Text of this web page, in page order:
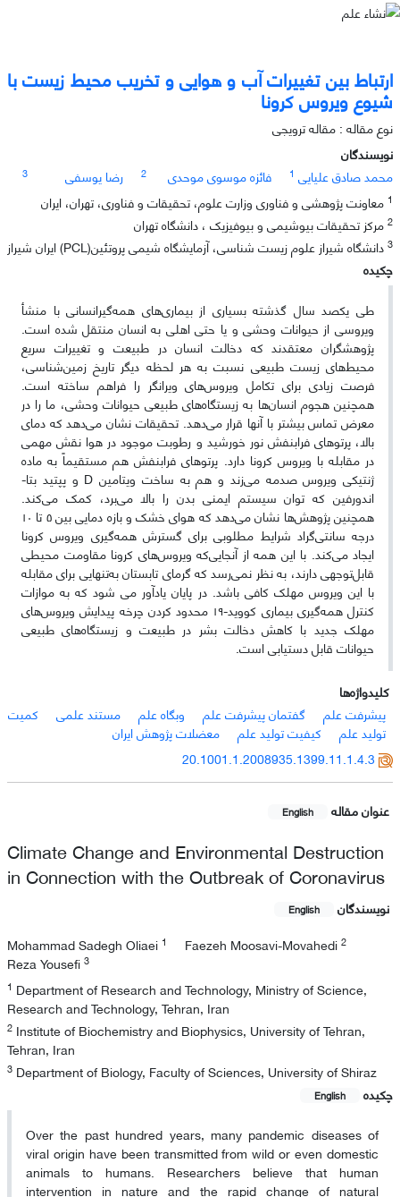
ارتباط بین تغییرات آب و هوایی و تخریب محیط زیست با
شیوع ویروس کرونا
نوع مقاله : مقاله ترویجی
نویسندگان
محمد صادق علیایی 1 فائزه موسوی موحدی 2 رضا یوسفی
3
1 معاونت پژوهشی و فناوری وزارت علوم، تحقیقات و فناوری، تهران، ایران
2 مرکز تحقیقات بیوشیمی و بیوفیزیک ، دانشگاه تهران
3 دانشگاه شیراز علوم زیست شناسی، آزمایشگاه شیمی پروتئین(PCL) ایران شیراز
چکیده
طی یکصد سال گذشته بسیاری از بیماری‌های همه‌گیرانسانی با منشأ
ویروسی از حیوانات وحشی و یا حتی اهلی به انسان منتقل شده است.
پژوهشگران معتقدند که دخالت انسان در طبیعت و تغییرات سریع
محیط‌های زیست طبیعی نسبت به هر لحظه دیگر تاریخ زمین‌شناسی،
فرصت‌ زیادی برای تکامل ویروس‌های ویرانگر را فراهم ساخته است.
همچنین هجوم انسان‌‌ها به زیستگاه‌های طبیعی حیوانات وحشی، ما را در
معرض تماس بیشتر با آنها قرار می‌دهد. تحقیقات نشان می‌دهد که دمای
بالا، پرتوهای فرابنفش نور خورشید و رطوبت موجود در هوا نقش مهمی
در مقابله با ویروس کرونا دارد. پرتوهای فرابنفش هم مستقیماً به ماده
ژنتیکی ویروس صدمه می‌زند و هم به ساخت ویتامین D و پپتید بتا-
اندورفین که توان سیستم ایمنی بدن را بالا می‌برد، کمک می‌کند.
همچنین پژوهش‌ها نشان می‌دهد که هوای خشک و بازه دمایی بین ۵ تا ۱۰
درجه سانتی‌گراد شرایط مطلوبی برای گسترش همه‌گیری ویروس کرونا
ایجاد می‌کند. با این همه از آنجایی‌که ویروس‌های کرونا مقاومت محیطی
قابل‌‌توجهی دارند، به نظر نمی‌رسد که گرمای تابستان به‌‌تنهایی برای مقابله
با این ویروس مهلک کافی باشد. در پایان یادآور می شود که به موازات
کنترل همه‌گیری بیماری کووید-۱۹ محدود کردن چرخه پیدایش ویروس‌های
مهلک جدید با کاهش دخالت بشر در طبیعت و زیستگاه‌های طبیعی
حیوانات قابل دستیابی است.
کلیدواژه‌ها
پیشرفت علم
گفتمان پیشرفت علم وبگاه علم مستند علمی
کمیت
تولید علم
کیفیت تولید علم
معضلات پژوهش ایران
20.1001.1.2008935.1399.11.1.4.3
عنوان مقاله English
Climate Change and Environmental Destruction
in Connection with the Outbreak of Coronavirus
نویسندگان English
Mohammad Sadegh Oliaei 1 Faezeh Moosavi-Movahedi 2
Reza Yousefi 3
1 Department of Research and Technology, Ministry of Science,
Research and Technology, Tehran, Iran
2 Institute of Biochemistry and Biophysics, University of Tehran,
Tehran, Iran
3 Department of Biology, Faculty of Sciences, University of Shiraz
چکیده
English
Over the past hundred years, many pandemic diseases of
viral origin have been transmitted from wild or even domestic
animals to humans. Researchers believe that human
intervention in nature and the rapid change of natural